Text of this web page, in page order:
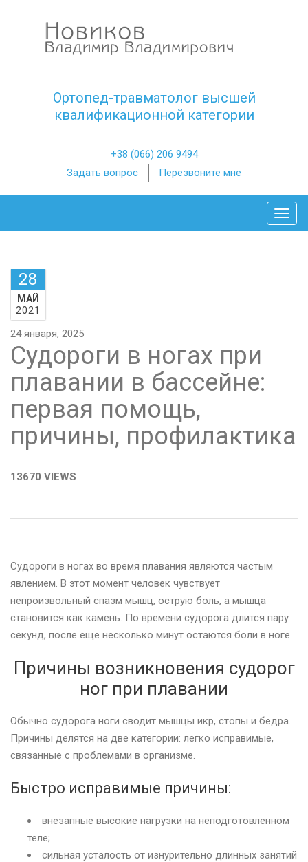
Ортопед-травматолог высшей
квалификационной категории
+38 (066) 206 9494
Задать вопрос
Перезвоните мне
28
МАЙ
2021
24 января, 2025
Судороги в ногах при
плавании в бассейне:
первая помощь,
причины, профилактика
13670 VIEWS
Судороги в ногах во время плавания являются частым
явлением. В этот момент человек чувствует
непроизвольный спазм мышц, острую боль, а мышца
становится как камень. По времени судорога длится пару
секунд, после еще несколько минут остаются боли в ноге.
Причины возникновения судорог
ног при плавании
Обычно судорога ноги сводит мышцы икр, стопы и бедра.
Причины делятся на две категории: легко исправимые,
связанные с проблемами в организме.
Быстро исправимые причины:
внезапные высокие нагрузки на неподготовленном
теле;
сильная усталость от изнурительно длинных занятий